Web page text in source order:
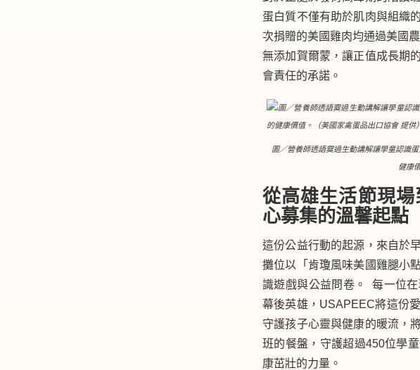
蛋白質不僅有助於肌肉與組織
次捐贈的美國雞肉均通過美國
無添加賀爾蒙，讓正值成長期
會責任的承諾。
圖／營養師透語霙過生動講解讓學童認識
健康
從高雄生活節現
心募集的溫馨起點
這份公益行動的起源，來自於
攤位以「肯瓊風味美國雞腿小
識遊戲與公益問卷。 每一位
幕後英雄，USAPEEC將這份
守護孩子心靈與健康的暖流，
班的餐盤，守護超過450位學
康茁壯的力量。